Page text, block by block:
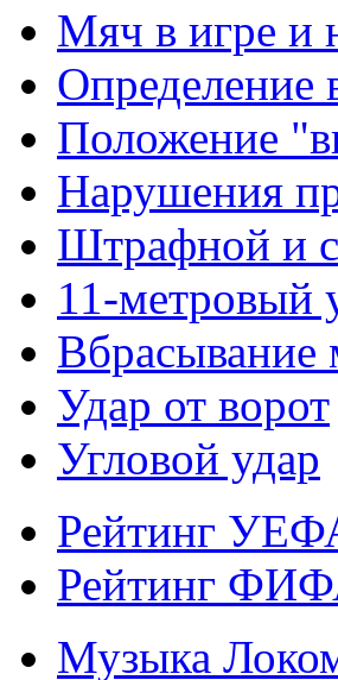
Мяч в игре и
Определение
Положение
Нарушения
Штрафной и
11-метровый
Вбрасывание
Удар от ворот
Угловой удар
Рейтинг
Рейтинг
Музыка